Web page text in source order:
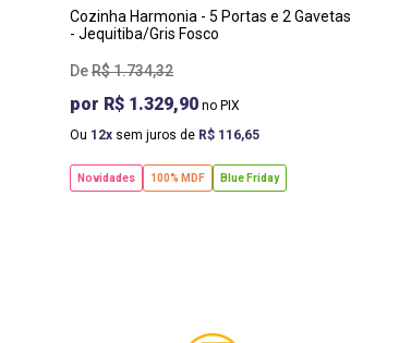
Cozinha Harmonia - 5 Portas e 2 Gavetas
- Jequitiba/Gris Fosco
R$1.734,32
R$ 1.329,90
Ou 12 sem juros de R$ 116,65
Novidades 100% MDF Blue Friday